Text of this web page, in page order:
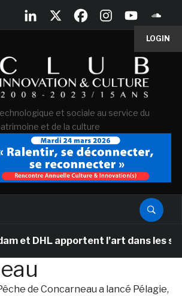
LOGIN
et sociale au service du
et de la culture
et DHL apportent l’art dans les
de Concarneau a lancé Pélagie,